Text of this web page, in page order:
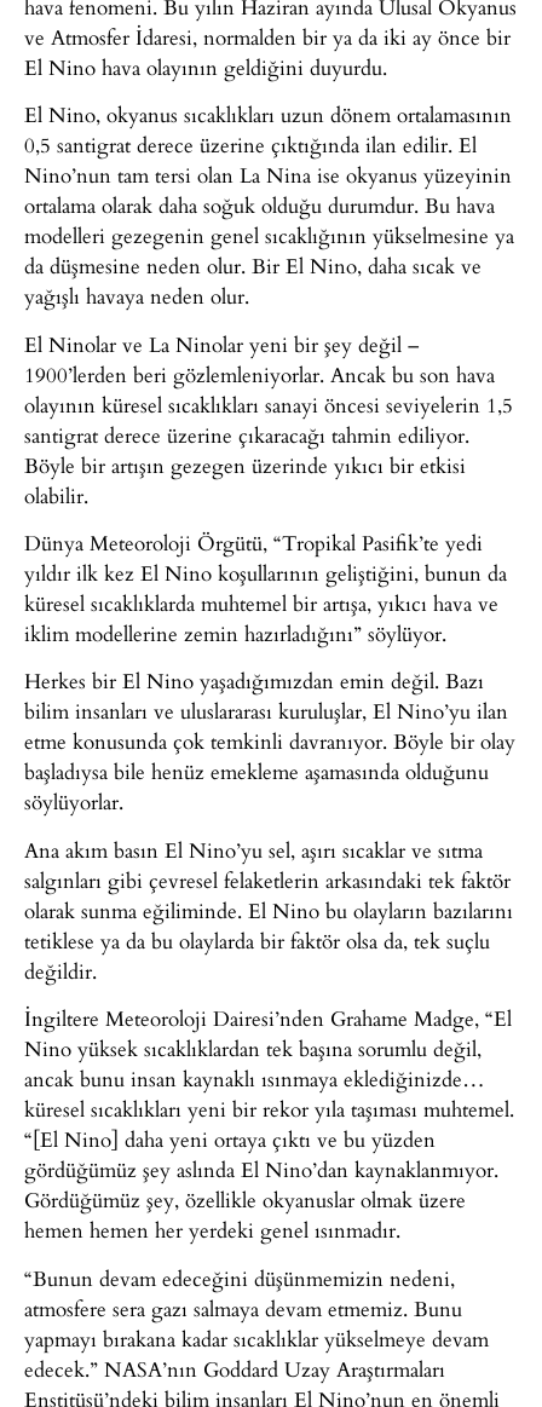
hava fenomeni. Bu yılın Haziran ayında Ulusal Okyanus
ve Atmosfer İdaresi, normalden bir ya da iki ay önce bir
El Nino hava olayının geldiğini duyurdu.
El Nino, okyanus sıcaklıkları uzun dönem ortalamasının
0,5 santigrat derece üzerine çıktığında ilan edilir. El
Nino’nun tam tersi olan La Nina ise okyanus yüzeyinin
ortalama olarak daha soğuk olduğu durumdur. Bu hava
modelleri gezegenin genel sıcaklığının yükselmesine ya
da düşmesine neden olur. Bir El Nino, daha sıcak ve
yağışlı havaya neden olur.
El Ninolar ve La Ninolar yeni bir şey değil –
1900’lerden beri gözlemleniyorlar. Ancak bu son hava
olayının küresel sıcaklıkları sanayi öncesi seviyelerin 1,5
santigrat derece üzerine çıkaracağı tahmin ediliyor.
Böyle bir artışın gezegen üzerinde yıkıcı bir etkisi
olabilir.
Dünya Meteoroloji Örgütü, “Tropikal Pasifik’te yedi
yıldır ilk kez El Nino koşullarının geliştiğini, bunun da
küresel sıcaklıklarda muhtemel bir artışa, yıkıcı hava ve
iklim modellerine zemin hazırladığını” söylüyor.
Herkes bir El Nino yaşadığımızdan emin değil. Bazı
bilim insanları ve uluslararası kuruluşlar, El Nino’yu ilan
etme konusunda çok temkinli davranıyor. Böyle bir olay
başladıysa bile henüz emekleme aşamasında olduğunu
söylüyorlar.
Ana akım basın El Nino’yu sel, aşırı sıcaklar ve sıtma
salgınları gibi çevresel felaketlerin arkasındaki tek faktör
olarak sunma eğiliminde. El Nino bu olayların bazılarını
tetiklese ya da bu olaylarda bir faktör olsa da, tek suçlu
değildir.
İngiltere Meteoroloji Dairesi’nden Grahame Madge, “El
Nino yüksek sıcaklıklardan tek başına sorumlu değil,
ancak bunu insan kaynaklı ısınmaya eklediğinizde…
küresel sıcaklıkları yeni bir rekor yıla taşıması muhtemel.
“[El Nino] daha yeni ortaya çıktı ve bu yüzden
gördüğümüz şey aslında El Nino’dan kaynaklanmıyor.
Gördüğümüz şey, özellikle okyanuslar olmak üzere
hemen hemen her yerdeki genel ısınmadır.
“Bunun devam edeceğini düşünmemizin nedeni,
atmosfere sera gazı salmaya devam etmemiz. Bunu
yapmayı bırakana kadar sıcaklıklar yükselmeye devam
edecek.” NASA’nın Goddard Uzay Araştırmaları
Enstitüsü’ndeki bilim insanları El Nino’nun en önemli